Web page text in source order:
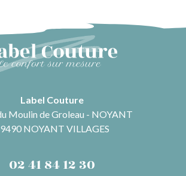
Label Couture
Moulin de Groleau - NOYANT
NOYANT VILLAGES
02 41 84 12 30